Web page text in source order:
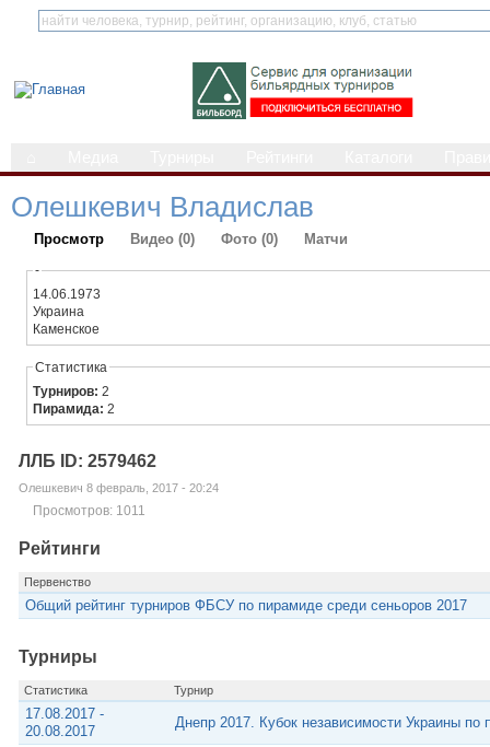
Олешкевич Владислав
Просмотр Видео (0) Фото (0) Матчи
-
14.06.1973
Украина
Каменское
Статистика
Турниров:2
Пирамида:2
ЛЛБ ID: 2579462
Олешкевич 8 февраль, 2017 - 20:24
Просмотров: 1011
Рейтинги
Первенство
Общий рейтинг турниров ФБСУ по пирамиде среди сеньоров 2017
Турниры
Статистика Турнир
17.08.2017 -
20.08.2017
Днепр 2017. Кубок независимости Украины по